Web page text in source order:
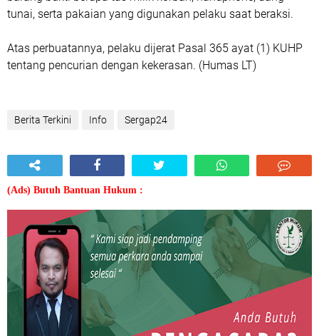
tunai, serta pakaian yang digunakan pelaku saat beraksi.
Atas perbuatannya, pelaku dijerat Pasal 365 ayat (1) KUHP
tentang pencurian dengan kekerasan. (Humas LT)
Berita Terkini Info Sergap24
(Ads) Butuh Bantuan Hukum :